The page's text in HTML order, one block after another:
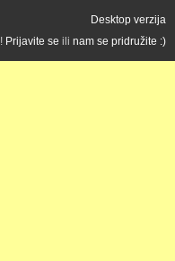
Desktop verzija
Prijavite se ili nam se pridružite :)